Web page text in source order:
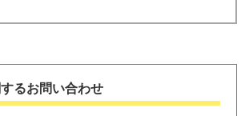
るお問い合わせ